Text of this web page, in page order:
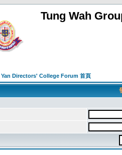
Tung Wah
Directors' College Forum 首頁